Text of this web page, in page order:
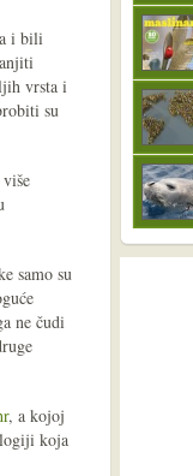
i bili
vrsta i
su
samo su
ne čudi
, a kojoj
koja